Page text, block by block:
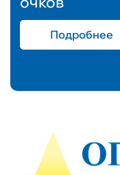
Подробнее